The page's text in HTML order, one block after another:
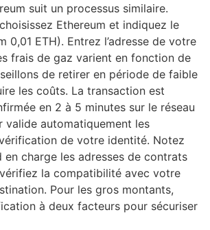
suit un processus similaire.
Ethereum et indiquez le
0,01 ETH). Entrez l’adresse de votre
frais de gaz varient en fonction de
de retirer en période de faible
les coûts. La transaction est
en 2 à 5 minutes sur le réseau
valide automatiquement les
de votre identité. Notez
charge les adresses de contrats
la compatibilité avec votre
Pour les gros montants,
à deux facteurs pour sécuriser